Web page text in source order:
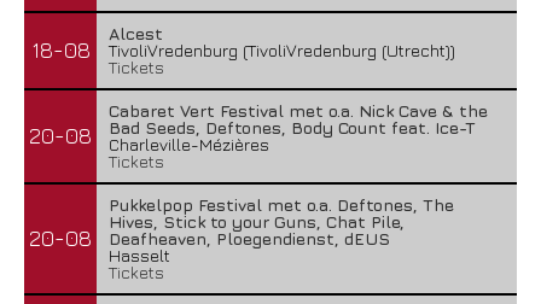
18-08
Alcest
TivoliVredenburg (TivoliVredenburg (Utrecht))
Tickets
20-08
Cabaret Vert Festival met o.a. Nick Cave & the
Bad Seeds, Deftones, Body Count feat. Ice-T
Charleville-Mézières
Tickets
20-08
Pukkelpop Festival met o.a. Deftones, The
Hives, Stick to your Guns, Chat Pile,
Deafheaven, Ploegendienst, dEUS
Hasselt
Tickets